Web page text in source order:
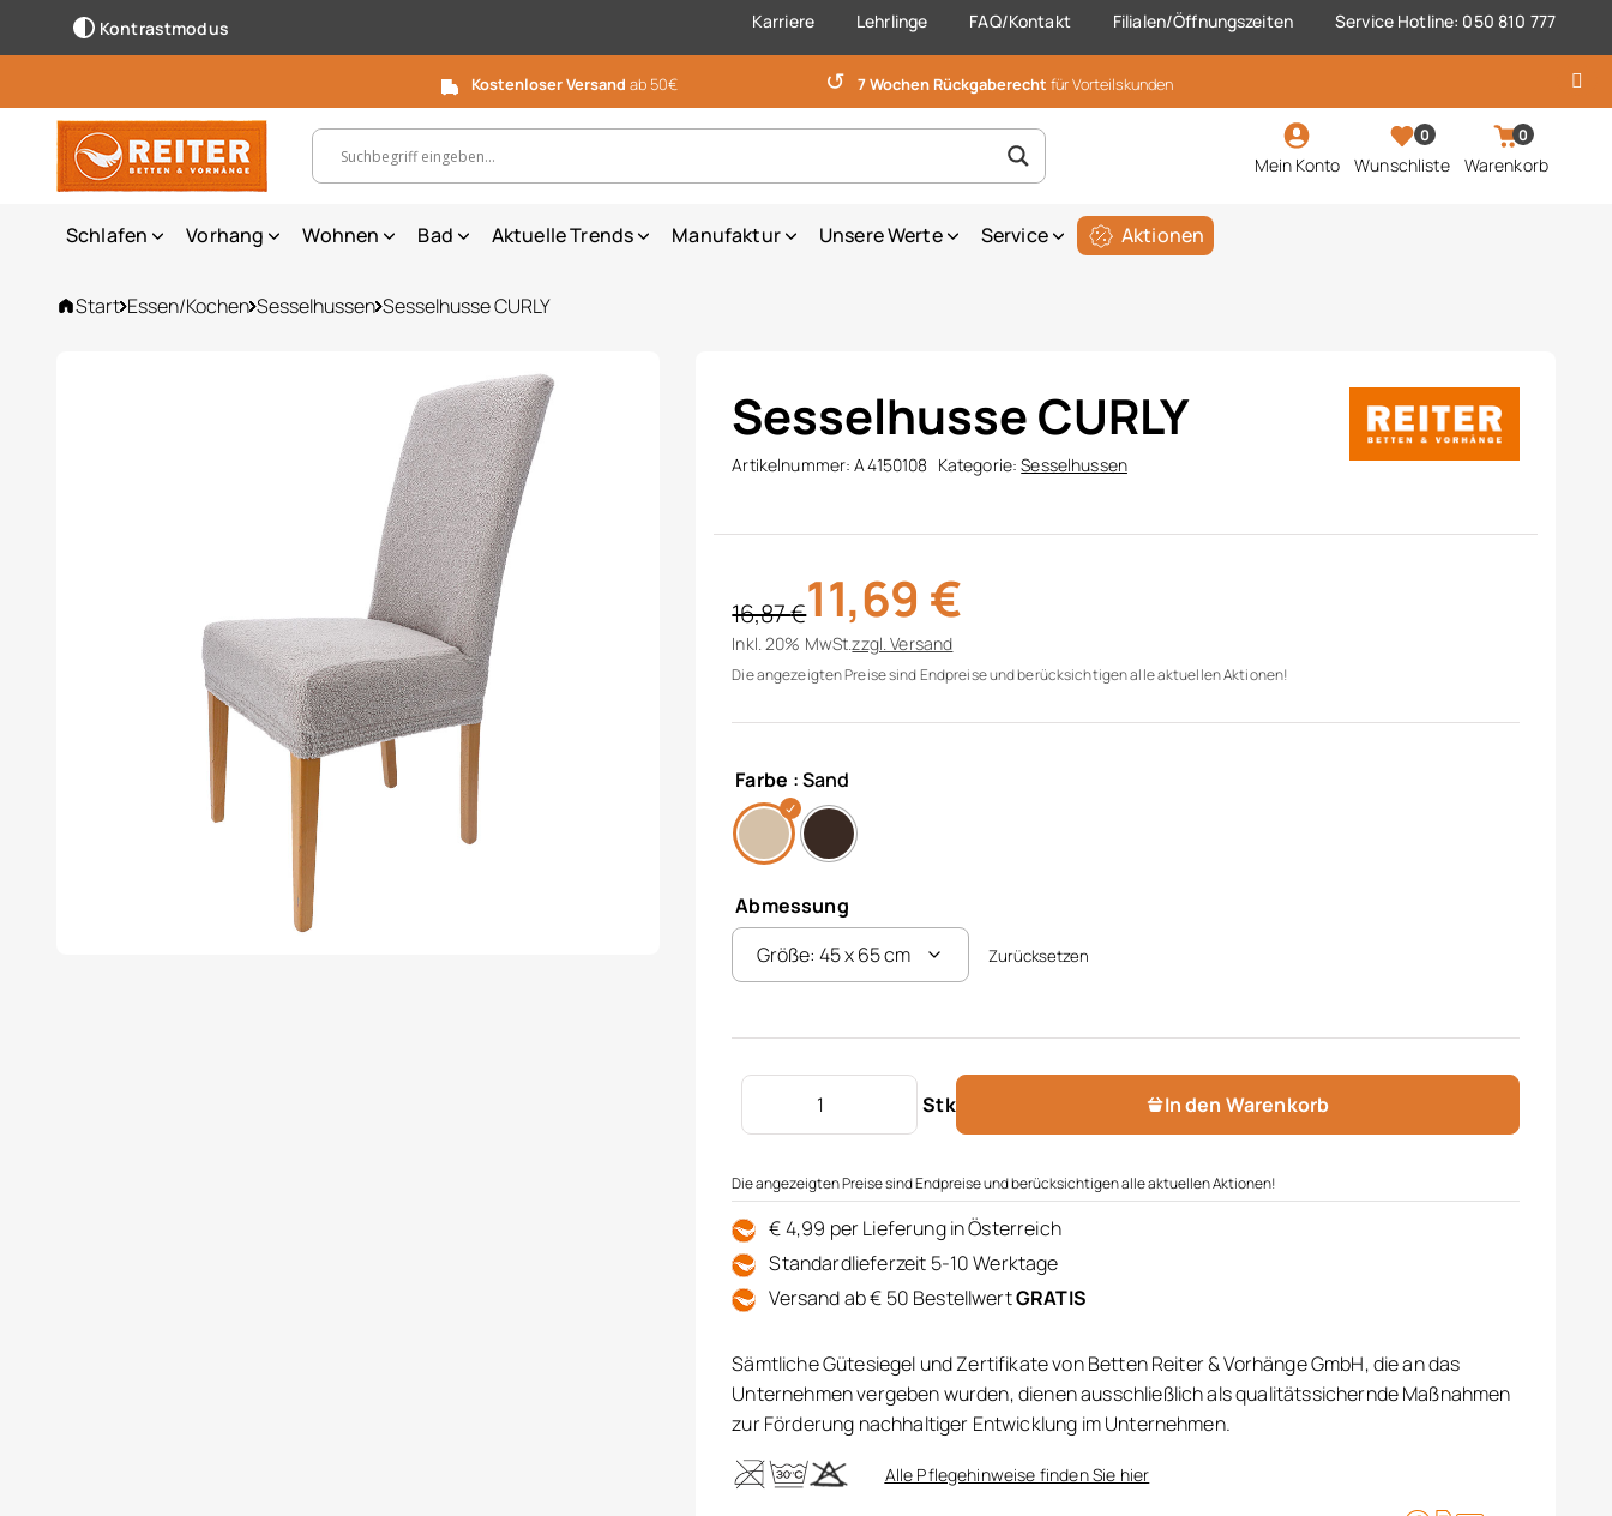
Kontrastmodus Karriere Lehrlinge FAQ/Kontakt Filialen/Öffnungszeiten Service Hotline: 050 810 777
Kostenloser Versand ab 50€ ↺ 7 Wochen Rückgaberecht für Vorteilskunden
Suchbegriff, Artikelnummer ...
Mein Konto
0
Wunschliste
0
Warenkorb
Schlafen Vorhang Wohnen Bad Aktuelle Trends Manufaktur Unsere Werte Service Aktionen
Start Essen/Kochen Sesselhussen Sesselhusse CURLY
Sesselhusse CURLY
Artikelnummer:A4150108 Kategorie:Sesselhussen
16,87€
Ursprünglicher Preis war: 16,87 €
11,69 €
Aktueller Preis ist: 11,69 €.
Inkl. 20% MwSt.zzgl.Versand
Die angezeigten Preise sind Endpreise und berücksichtigen alle aktuellen Aktionen!
Farbe : Sand
Abmessung
Zurücksetzen
Stk
Sesselhusse CURLY Menge
In den Warenkorb
Die angezeigten Preise sind Endpreise und berücksichtigen alle aktuellen Aktionen!
€ 4,99 per Lieferung in Österreich
Standardlieferzeit 5-10 Werktage
Versand ab € 50 BestellwertGRATIS
Sämtliche Gütesiegel und Zertifikate von Betten Reiter & Vorhänge GmbH, die an das
Unternehmen vergeben wurden, dienen ausschließlich als qualitätssichernde Maßnahmen
zur Förderung nachhaltiger Entwicklung im Unternehmen.
Alle Pflegehinweise finden Sie hier